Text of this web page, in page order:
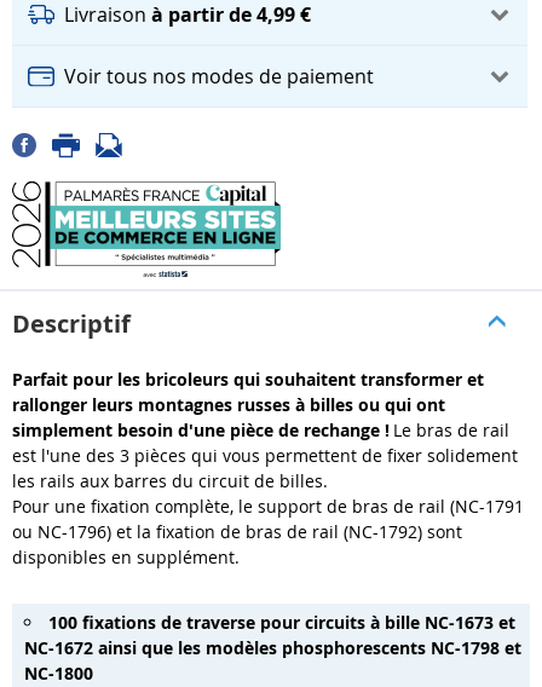
Livraison à partir de 4,99 €
Voir tous nos modes de paiement
Descriptif
Parfait pour les bricoleurs qui souhaitent transformer et
rallonger leurs montagnes russes à billes ou qui ont
simplement besoin d'une pièce de rechange ! Le bras de rail
est l'une des 3 pièces qui vous permettent de fixer solidement
les rails aux barres du circuit de billes.
Pour une fixation complète, le support de bras de rail (NC-1791
ou NC-1796) et la fixation de bras de rail (NC-1792) sont
disponibles en supplément.
100 fixations de traverse pour circuits à bille NC-1673 et
NC-1672 ainsi que les modèles phosphorescents NC-1798 et
NC-1800